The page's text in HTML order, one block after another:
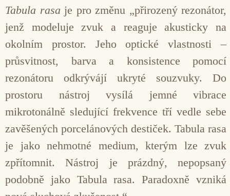
Tabula rasa je pro změnu „přirozený rezonátor,
jenž modeluje zvuk a reaguje akusticky na
okolním prostor. Jeho optické vlastnosti –
průsvitnost, barva a konsistence pomocí
rezonátoru odkrývájí ukryté souzvuky. Do
prostoru nástroj vysílá jemné vibrace
mikrotonálně sledující frekvence tří vedle sebe
zavěšených porcelánových destiček. Tabula rasa
je jako nehmotné medium, kterým lze zvuk
zpřítomnit. Nástroj je prázdný, nepopsaný
podobně jako Tabula rasa. Paradoxně vzniká